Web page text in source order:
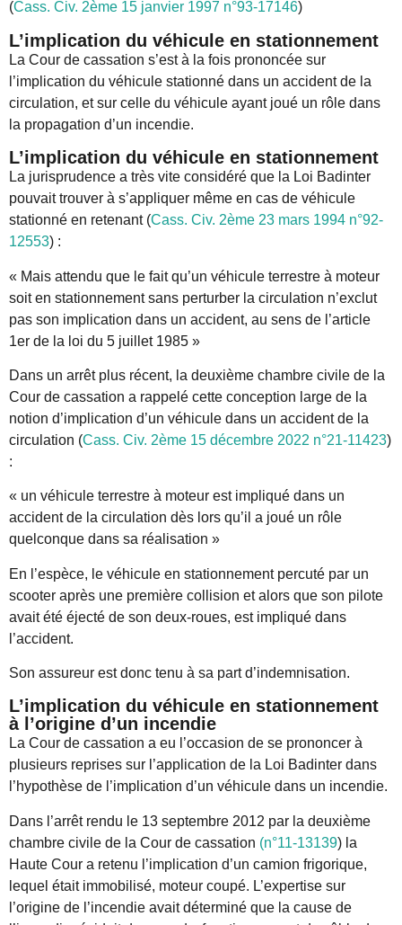
(Cass. Civ. 2ème 15 janvier 1997 n°93-17146)
L’implication du véhicule en stationnement
La Cour de cassation s’est à la fois prononcée sur
l’implication du véhicule stationné dans un accident de la
circulation, et sur celle du véhicule ayant joué un rôle dans
la propagation d’un incendie.
L’implication du véhicule en stationnement
La jurisprudence a très vite considéré que la Loi Badinter
pouvait trouver à s’appliquer même en cas de véhicule
stationné en retenant (Cass. Civ. 2ème 23 mars 1994 n°92-
12553) :
« Mais attendu que le fait qu’un véhicule terrestre à moteur
soit en stationnement sans perturber la circulation n’exclut
pas son implication dans un accident, au sens de l’article
1er de la loi du 5 juillet 1985 »
Dans un arrêt plus récent, la deuxième chambre civile de la
Cour de cassation a rappelé cette conception large de la
notion d’implication d’un véhicule dans un accident de la
circulation (Cass. Civ. 2ème 15 décembre 2022 n°21-11423)
:
« un véhicule terrestre à moteur est impliqué dans un
accident de la circulation dès lors qu’il a joué un rôle
quelconque dans sa réalisation »
En l’espèce, le véhicule en stationnement percuté par un
scooter après une première collision et alors que son pilote
avait été éjecté de son deux-roues, est impliqué dans
l’accident.
Son assureur est donc tenu à sa part d’indemnisation.
L’implication du véhicule en stationnement
à l’origine d’un incendie
La Cour de cassation a eu l’occasion de se prononcer à
plusieurs reprises sur l’application de la Loi Badinter dans
l’hypothèse de l’implication d’un véhicule dans un incendie.
Dans l’arrêt rendu le 13 septembre 2012 par la deuxième
chambre civile de la Cour de cassation (n°11-13139) la
Haute Cour a retenu l’implication d’un camion frigorique,
lequel était immobilisé, moteur coupé. L’expertise sur
l’origine de l’incendie avait déterminé que la cause de